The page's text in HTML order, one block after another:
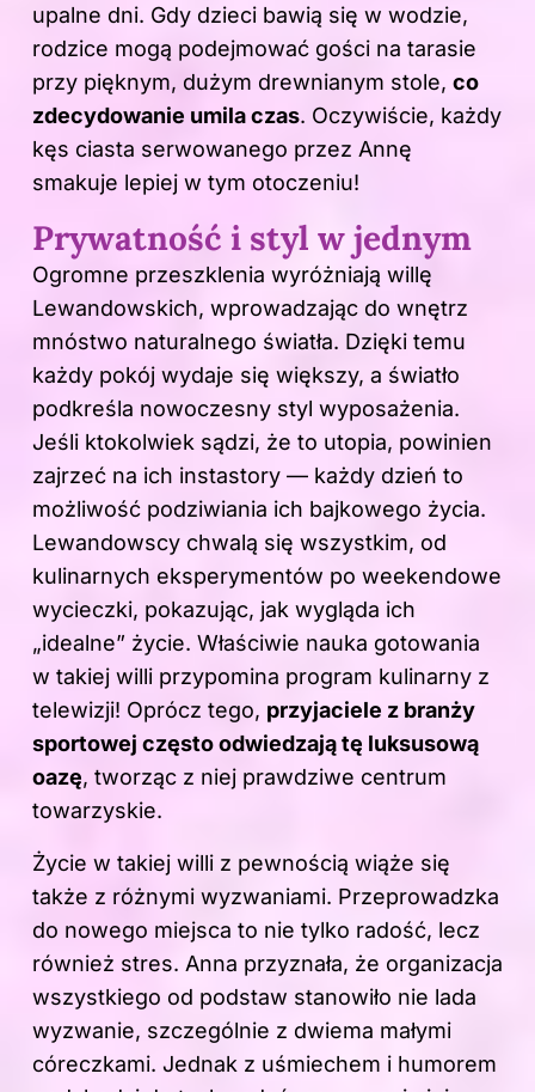
upalne dni. Gdy dzieci bawią się w wodzie,
rodzice mogą podejmować gości na tarasie
przy pięknym, dużym drewnianym stole, co
zdecydowanie umila czas. Oczywiście, każdy
kęs ciasta serwowanego przez Annę
smakuje lepiej w tym otoczeniu!
Prywatność i styl w jednym
Ogromne przeszklenia wyróżniają willę
Lewandowskich, wprowadzając do wnętrz
mnóstwo naturalnego światła. Dzięki temu
każdy pokój wydaje się większy, a światło
podkreśla nowoczesny styl wyposażenia.
Jeśli ktokolwiek sądzi, że to utopia, powinien
zajrzeć na ich instastory — każdy dzień to
możliwość podziwiania ich bajkowego życia.
Lewandowscy chwalą się wszystkim, od
kulinarnych eksperymentów po weekendowe
wycieczki, pokazując, jak wygląda ich
„idealne” życie. Właściwie nauka gotowania
w takiej willi przypomina program kulinarny z
telewizji! Oprócz tego, przyjaciele z branży
sportowej często odwiedzają tę luksusową
oazę, tworząc z niej prawdziwe centrum
towarzyskie.
Życie w takiej willi z pewnością wiąże się
także z różnymi wyzwaniami. Przeprowadzka
do nowego miejsca to nie tylko radość, lecz
również stres. Anna przyznała, że organizacja
wszystkiego od podstaw stanowiło nie lada
wyzwanie, szczególnie z dwiema małymi
córeczkami. Jednak z uśmiechem i humorem